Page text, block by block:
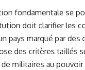
fondamentale se
doit clarifier les
pays marqué par des
des critères taillés
militaires au